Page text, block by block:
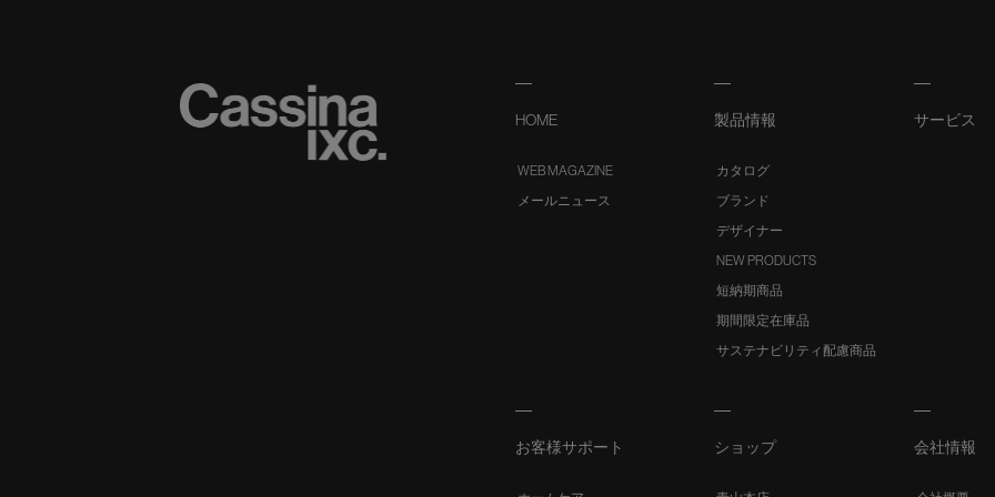
HOME
WEB MAGAZINE
メールニュース
製品情報
カタログ
ブランド
デザイナー
NEW PRODUCTS
短納期商品
期間限定在庫品
サステナビリティ配慮商品
サービス
お客様サポート ショップ 会社情報